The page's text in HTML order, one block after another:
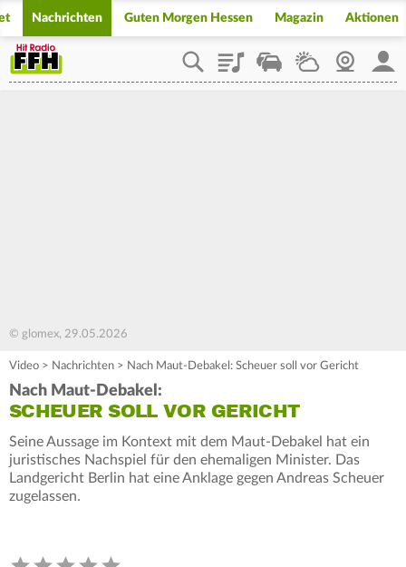
Nachrichten Guten Morgen Hessen Magazin Aktionen
PlaylistStaupilotWetterWebcam
© glomex, 29.05.2026
Video > Nachrichten > Nach Maut-Debakel: Scheuer soll vor Gericht
Nach Maut-Debakel:
SCHEUER SOLL VOR GERICHT
Seine Aussage im Kontext mit dem Maut-Debakel hat ein
juristisches Nachspiel für den ehemaligen Minister. Das
Landgericht Berlin hat eine Anklage gegen Andreas Scheuer
zugelassen.